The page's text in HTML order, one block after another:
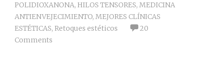
POLIDIOXANONA, HILOS TENSORES, MEDICINA
ANTIENVEJECIMIENTO, MEJORES CLÍNICAS
ESTÉTICAS, Retoques estéticos
20
Comments